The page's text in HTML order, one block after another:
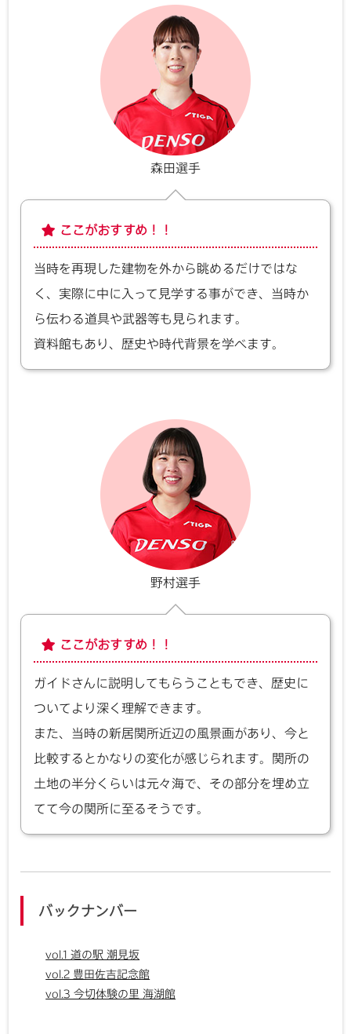
森田選手
ここがおすすめ！！
当時を再現した建物を外から眺めるだけではな
く、実際に中に入って見学する事ができ、当時か
ら伝わる道具や武器等も見られます。
資料館もあり、歴史や時代背景を学べます。
野村選手
ここがおすすめ！！
ガイドさんに説明してもらうこともでき、歴史に
ついてより深く理解できます。
また、当時の新居関所近辺の風景画があり、今と
比較するとかなりの変化が感じられます。関所の
土地の半分くらいは元々海で、その部分を埋め立
てて今の関所に至るそうです。
バックナンバー
vol.1 道の駅 潮見坂
vol.2 豊田佐吉記念館
vol.3 今切体験の里 海湖館